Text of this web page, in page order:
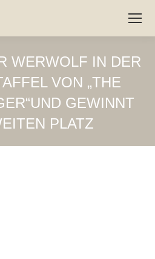
WERWOLF IN DER
VON „THE
GEWINNT
PLATZ